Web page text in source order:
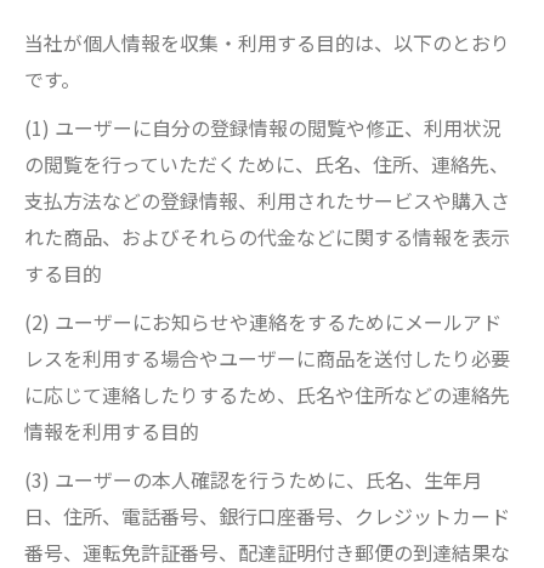
当社が個人情報を収集・利用する目的は、以下のとおり
です。
(1) ユーザーに自分の登録情報の閲覧や修正、利用状況
の閲覧を行っていただくために、氏名、住所、連絡先、
支払方法などの登録情報、利用されたサービスや購入さ
れた商品、およびそれらの代金などに関する情報を表示
する目的
(2) ユーザーにお知らせや連絡をするためにメールアド
レスを利用する場合やユーザーに商品を送付したり必要
に応じて連絡したりするため、氏名や住所などの連絡先
情報を利用する目的
(3) ユーザーの本人確認を行うために、氏名、生年月
日、住所、電話番号、銀行口座番号、クレジットカード
番号、運転免許証番号、配達証明付き郵便の到達結果な